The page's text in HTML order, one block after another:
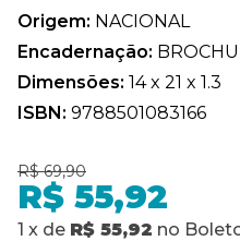
Origem: NACIONAL
Encadernação:
Dimensões: 14 x 21 x 1.3
ISBN: 9788501083166
R$ 69,90
R$ 55,92
1 x de R$ 55,92 no